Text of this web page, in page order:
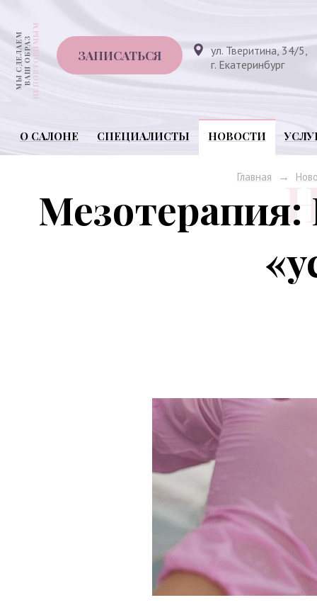
ЗАПИСАТЬСЯ
ул. Тверитина, 34/5,
г. Екатеринбург
О САЛОНЕ СПЕЦИАЛИСТЫ НОВОСТИ
Главная →